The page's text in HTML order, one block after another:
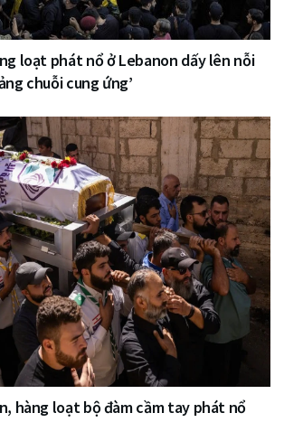
loạt phát nổ ở Lebanon dấy lên nỗi
chuỗi cung ứng’
hàng loạt bộ đàm cầm tay phát nổ